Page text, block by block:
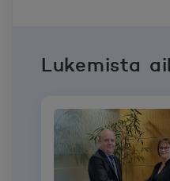
Lukemista